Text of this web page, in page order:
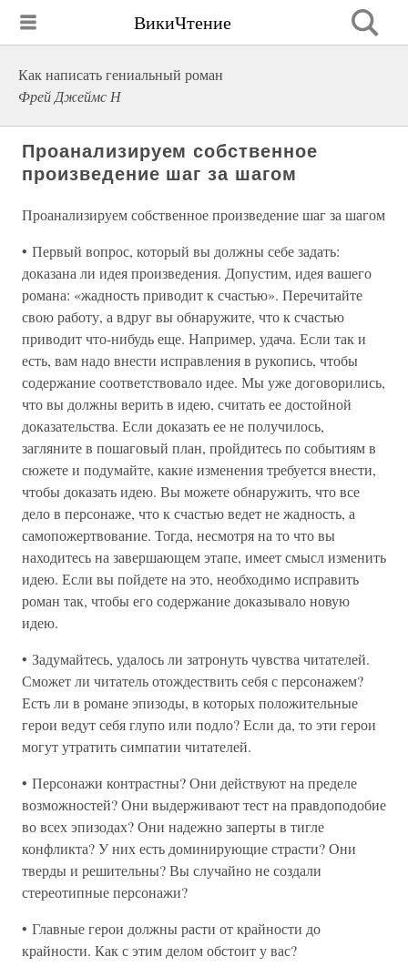
ВикиЧтение
Как написать гениальный роман
Фрей Джеймс Н
Проанализируем собственное
произведение шаг за шагом
Проанализируем собственное произведение шаг за шагом
• Первый вопрос, который вы должны себе задать:
доказана ли идея произведения. Допустим, идея вашего
романа: «жадность приводит к счастью». Перечитайте
свою работу, а вдруг вы обнаружите, что к счастью
приводит что-нибудь еще. Например, удача. Если так и
есть, вам надо внести исправления в рукопись, чтобы
содержание соответствовало идее. Мы уже договорились,
что вы должны верить в идею, считать ее достойной
доказательства. Если доказать ее не получилось,
загляните в пошаговый план, пройдитесь по событиям в
сюжете и подумайте, какие изменения требуется внести,
чтобы доказать идею. Вы можете обнаружить, что все
дело в персонаже, что к счастью ведет не жадность, а
самопожертвование. Тогда, несмотря на то что вы
находитесь на завершающем этапе, имеет смысл изменить
идею. Если вы пойдете на это, необходимо исправить
роман так, чтобы его содержание доказывало новую
идею.
• Задумайтесь, удалось ли затронуть чувства читателей.
Сможет ли читатель отождествить себя с персонажем?
Есть ли в романе эпизоды, в которых положительные
герои ведут себя глупо или подло? Если да, то эти герои
могут утратить симпатии читателей.
• Персонажи контрастны? Они действуют на пределе
возможностей? Они выдерживают тест на правдоподобие
во всех эпизодах? Они надежно заперты в тигле
конфликта? У них есть доминирующие страсти? Они
тверды и решительны? Вы случайно не создали
стереотипные персонажи?
• Главные герои должны расти от крайности до
крайности. Как с этим делом обстоит у вас?